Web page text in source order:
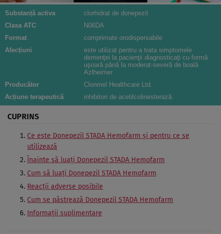
Substanță activa
clorhidrat de donepezil
Clasa ATC
N06DA
Format
comprimate orodispersabile
Afecțiuni
este utilizat pentru a trata simptomele
demenţei la pacienţii diagnosticaţi cu formă
uşoară până la moderat-severă de boală
Azlheimer
Producător
Clonmel Healthcare Ltd.
Acțiune terapeutică
inhibitori de acetilcolinesterază.
CUPRINS
Ce este Donepezil STADA Hemofarm şi pentru ce se
utilizează
Înainte să luaţi Donepezil STADA Hemofarm
Cum să luaţi Donepezil STADA Hemofarm
Reacţii adverse posibile
Cum se păstrează Donepezil STADA Hemofarm
Informaţii suplimentare